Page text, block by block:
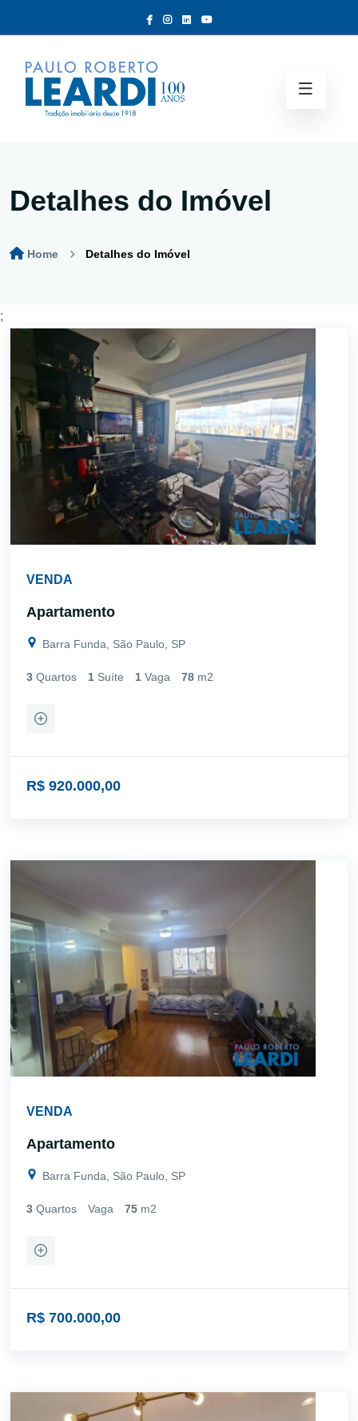
Detalhes do Imóvel
Home Detalhes do Imóvel
;
VENDA
Apartamento
Barra Funda, São Paulo, SP
3 Quartos 1 Suíte 1 Vaga 78 m2
R$ 920.000,00
VENDA
Apartamento
Barra Funda, São Paulo, SP
3 Quartos Vaga 75 m2
R$ 700.000,00